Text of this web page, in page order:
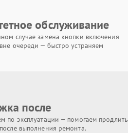
обслуживание
случае замена кнопки включения
очереди — быстро устраняем
после
по эксплуатации — помогаем продлить
выполнения ремонта.